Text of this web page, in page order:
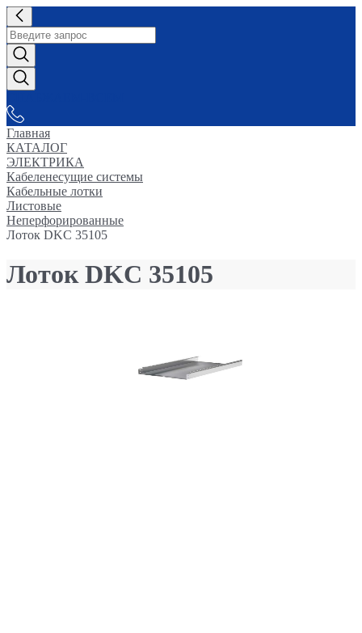
Главная
КАТАЛОГ
ЭЛЕКТРИКА
Кабеленесущие системы
Кабельные лотки
Листовые
Неперфорированные
Лоток DKC 35105
Лоток DKC 35105